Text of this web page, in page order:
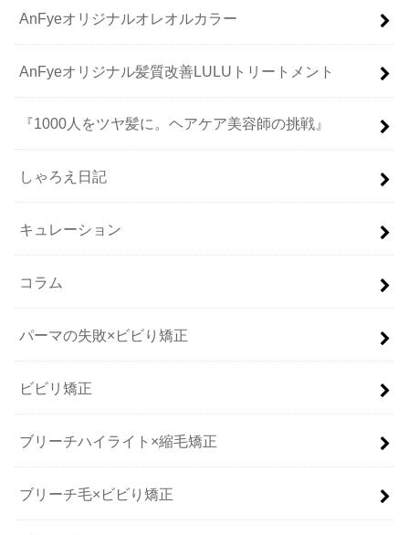
AnFyeオリジナルオレオルカラー
AnFyeオリジナル髪質改善LULUトリートメント
『1000人をツヤ髪に。ヘアケア美容師の挑戦』
しゃろえ日記
キュレーション
コラム
パーマの失敗×ビビり矯正
ビビリ矯正
ブリーチハイライト×縮毛矯正
ブリーチ毛×ビビり矯正